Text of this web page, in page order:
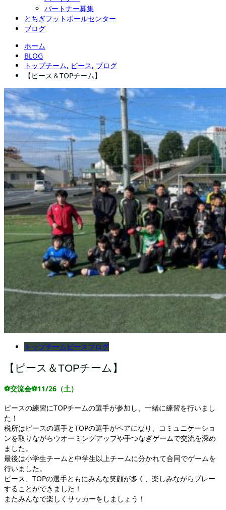
パートナー募集
とちぎフットボールセンター
ブログ
ホーム
BLOG
トップチーム, ピース, ブログ
【ピース＆TOPチーム】
トップチームピースブログ
【ピース＆TOPチーム】
⚽交流会⚽11/26（土）
ピースの練習にTOPチームの選手が参加し、一緒に練習を行いまし
た！
税所はピースの選手とTOPの選手がペアになり、コミュニケーショ
ンを取りながらウオーミングアップや手つなぎゲームで交流を深め
ました。
最後は小学生チームと中学生以上チームに分かれて合同でゲームを
行いました。
ピース、TOPの選手ともにみんな笑顔が多く、楽しみながらプレー
することができました！
またみんなで楽しくサッカーをしましょう！